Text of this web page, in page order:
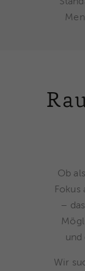
Ob
– das
und
Wir